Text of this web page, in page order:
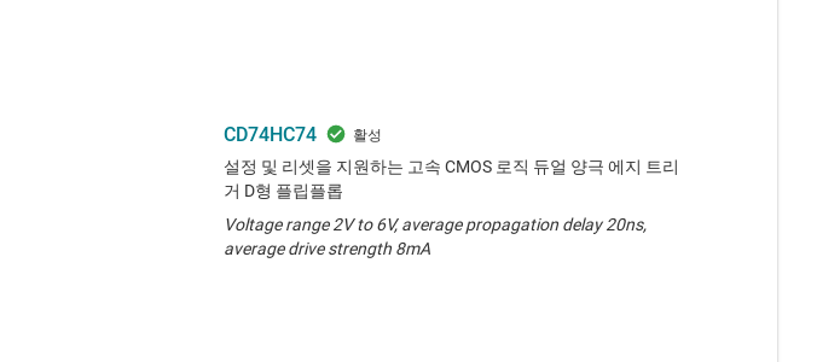
CD74HC74
설정 및 리셋을 지원하는 고속 CMOS 로직 듀얼 양극 에지 트리
거 D형 플립플롭
Voltage range 2V to 6V, average propagation delay 20ns,
average drive strength 8mA